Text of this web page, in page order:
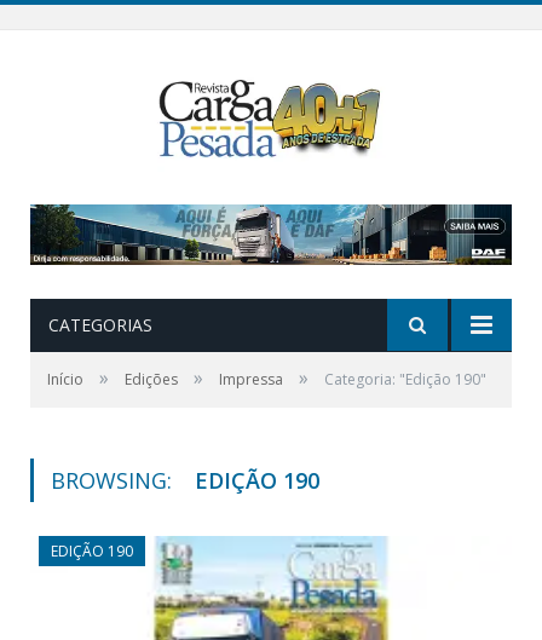
CATEGORIAS
Início » Edições » Impressa » Categoria: "Edição 190"
BROWSING: EDIÇÃO 190
EDIÇÃO 190